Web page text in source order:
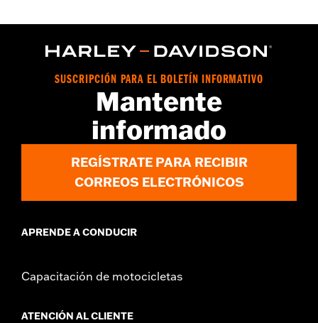
GARANTÍA:1 año de garantía limitada – Consultawww.h-
para más información
SUSCRIPCIÓN PARA EL BOLETÍN INFORMATIVO
Mantente
informado
REGÍSTRATE PARA RECIBIR
CORREOS ELECTRÓNICOS
APRENDE A CONDUCIR
Capacitación de motocicletas
ATENCIÓN AL CLIENTE